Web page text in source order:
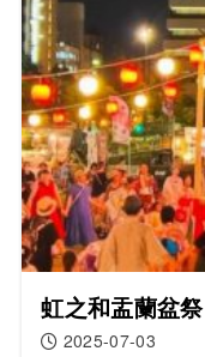
虹之和盂蘭盆祭
2025-07-03